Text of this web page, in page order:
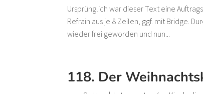
Ursprünglich war dieser Text eine
Refrain aus je 8 Zeilen, ggf. mit Bridge.
wieder frei geworden und nun...
118. Der